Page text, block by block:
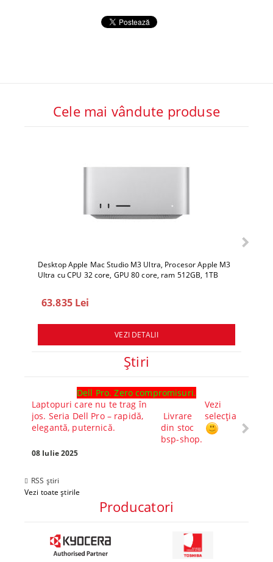
Cele mai vândute produse
Desktop Apple Mac Studio M3 Ultra, Procesor Apple M3
Ultra cu CPU 32 core, GPU 80 core, ram 512GB, 1TB
63.835 Lei
VEZI DETALII
Ştiri
Dell Pro. Zero compromisuri.
Laptopuri care nu te trag în
jos. Seria Dell Pro – rapidă,
elegantă, puternică.
Livrare
din stoc
bsp-shop.
Vezi
selecția
08 Iulie 2025
RSS știri
Vezi toate știrile
Producatori